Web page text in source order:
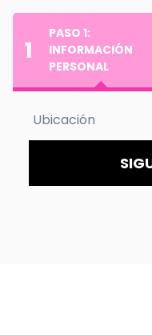
1
PASO 1:
INFORMACIÓN
PERSONAL
Ubicación